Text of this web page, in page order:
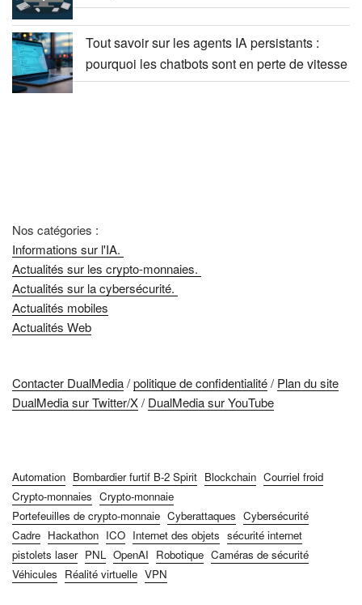
Tout savoir sur les agents IA persistants :
pourquoi les chatbots sont en perte de vitesse
Nos catégories :
Informations sur l'IA.
Actualités sur les crypto-monnaies.
Actualités sur la cybersécurité.
Actualités mobiles
Actualités Web
Contacter DualMedia/politique de confidentialité/ Plan du site
DualMedia sur Twitter/X/ DualMedia sur YouTube
Automation Bombardier furtif B-2 Spirit Blockchain Courriel froid
Crypto-monnaies Crypto-monnaie
Portefeuilles de crypto-monnaie Cyberattaques Cybersécurité
Cadre Hackathon ICO Internet des objets sécurité internet
pistolets laser PNL OpenAI Robotique Caméras de sécurité
Véhicules Réalité virtuelle VPN